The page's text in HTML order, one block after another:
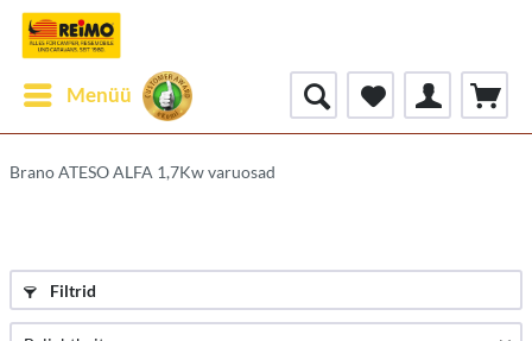
Menüü
Brano ATESO ALFA 1,7Kw varuosad
Filtrid